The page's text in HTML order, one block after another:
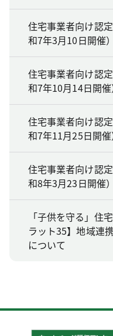
住宅事業者向け認
和7年3月10日開催
住宅事業者向け認
和7年10月14日開
住宅事業者向け認
和7年11月25日開
住宅事業者向け認
和8年3月23日開催
「子供を守る」住
ラット35】地域連
について